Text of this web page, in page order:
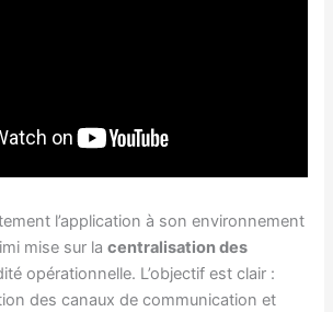
l’application à son environnement
mise sur lacentralisation des
opérationnelle. L’objectif est clair :
des canaux de communication et